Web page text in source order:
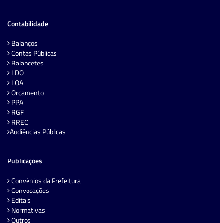
Contabilidade
Balanços
Contas Públicas
Balancetes
LDO
LOA
Orçamento
PPA
RGF
RREO
Audiências Públicas
Publicações
Convênios da Prefeitura
Convocações
Editais
Normativas
Outros